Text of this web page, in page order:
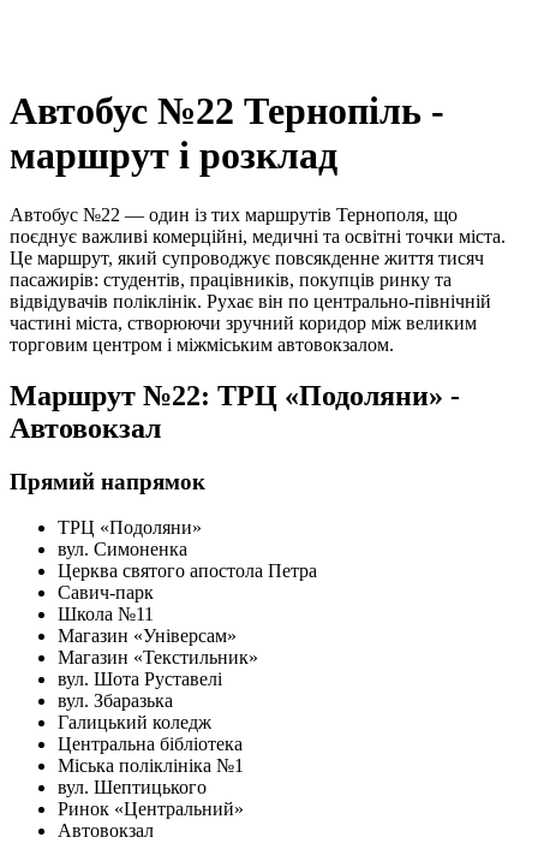
Автобус №22 Тернопіль -
маршрут і розклад
Автобус №22 — один із тих маршрутів Тернополя, що
поєднує важливі комерційні, медичні та освітні точки міста.
Це маршрут, який супроводжує повсякденне життя тисяч
пасажирів: студентів, працівників, покупців ринку та
відвідувачів поліклінік. Рухає він по центрально-північній
частині міста, створюючи зручний коридор між великим
торговим центром і міжміським автовокзалом.
Маршрут №22: ТРЦ «Подоляни» -
Автовокзал
Прямий напрямок
ТРЦ «Подоляни»
вул. Симоненка
Церква святого апостола Петра
Савич-парк
Школа №11
Магазин «Універсам»
Магазин «Текстильник»
вул. Шота Руставелі
вул. Збаразька
Галицький коледж
Центральна бібліотека
Міська поліклініка №1
вул. Шептицького
Ринок «Центральний»
Автовокзал